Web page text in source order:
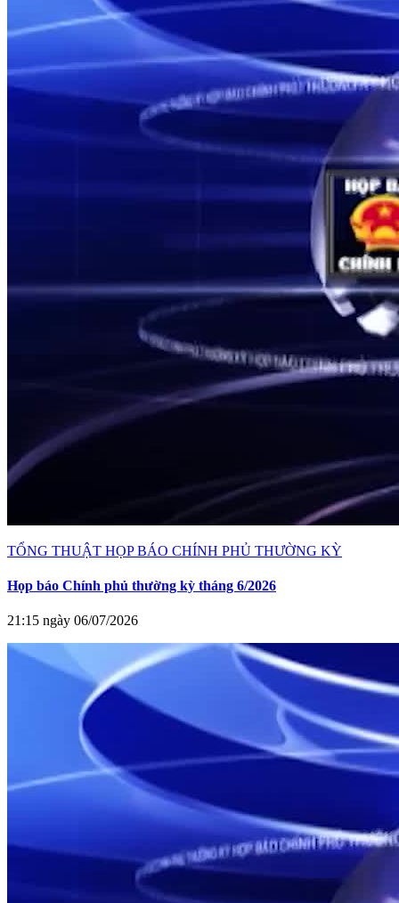
TỔNG THUẬT HỌP BÁO CHÍNH PHỦ THƯỜNG KỲ
Họp báo Chính phủ thường kỳ tháng 6/2026
21:15 ngày 06/07/2026